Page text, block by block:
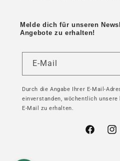
Melde dich für unseren
Angebote zu erhalten!
E-Mail
Durch die Angabe Ihrer E-Mail-
einverstanden, wöchentlich
E-Mail zu erhalten.
Facebook